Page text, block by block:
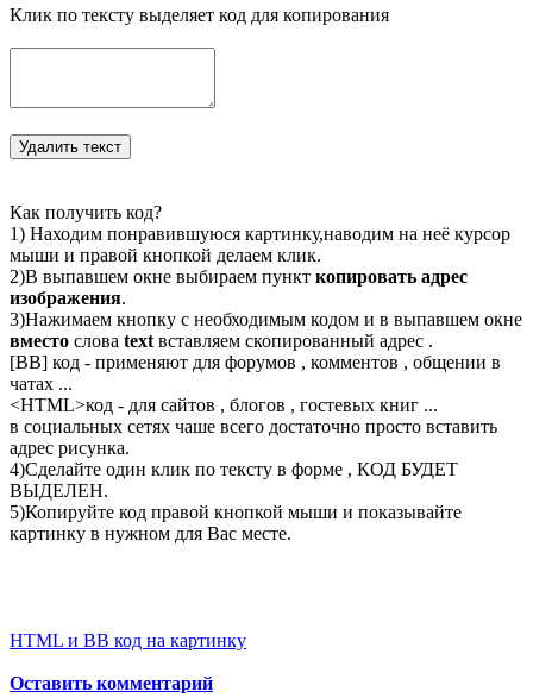
Клик по тексту выделяет код для копирования
Как получить код?
1) Находим понравившуюся картинку,наводим на неё курсор
мыши и правой кнопкой делаем клик.
2)В выпавшем окне выбираем пункт копировать адрес
изображения.
3)Нажимаем кнопку с необходимым кодом и в выпавшем окне
вместо слова text вставляем скопированный адрес .
[BB] код - применяют для форумов , комментов , общении в
чатах ...
<HTML>код - для сайтов , блогов , гостевых книг ...
в социальных сетях чаше всего достаточно просто вставить
адрес рисунка.
4)Сделайте один клик по тексту в форме , КОД БУДЕТ
ВЫДЕЛЕН.
5)Копируйте код правой кнопкой мыши и показывайте
картинку в нужном для Вас месте.
HTML и BB код на картинку
Оставить комментарий